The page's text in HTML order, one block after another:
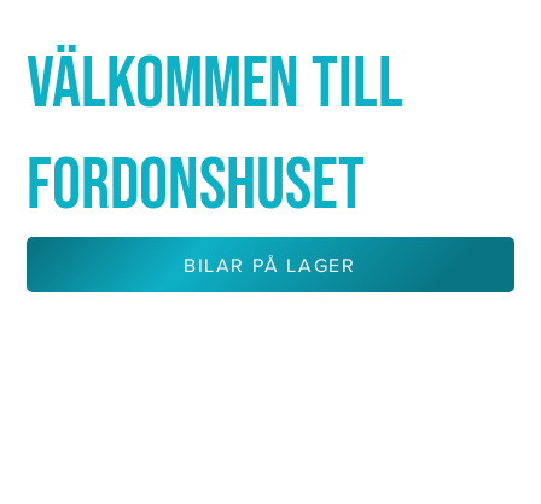
VÄLKOMMEN TILL
FORDONSHUSET
BILAR PÅ LAGER